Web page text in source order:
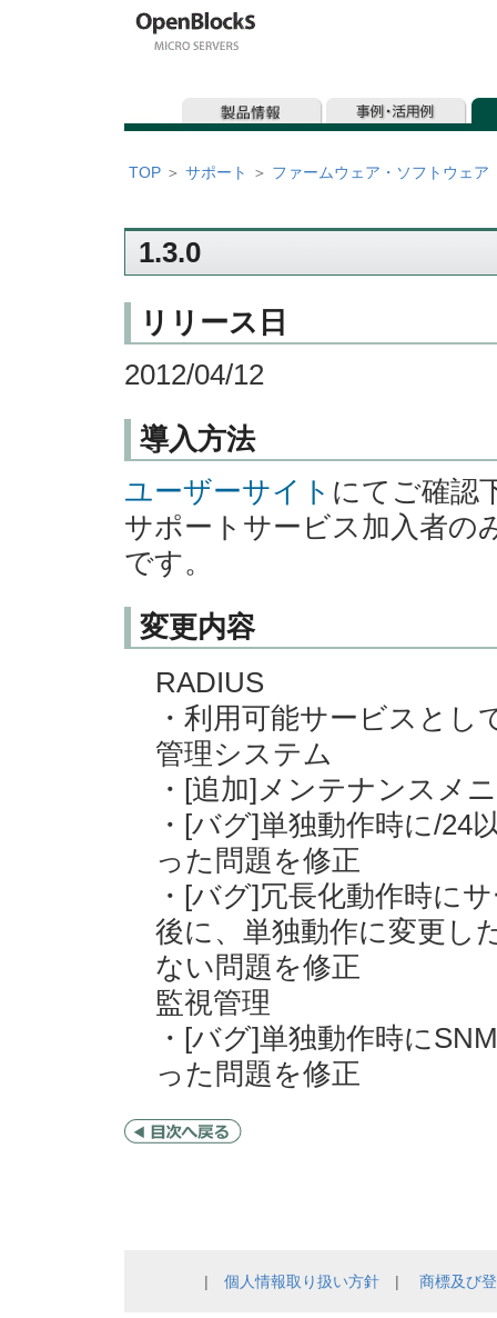
TOP ＞ サポート ＞ ファームウェア・ソフトウェア
1.3.0
リリース日
2012/04/12
導入方法
ユーザーサイト にてご確認
サポートサービス加入者の
です。
変更内容
RADIUS
・利用可能サービスとし
管理システム
・[追加]メンテナンスメ
・[バグ]単独動作時に/24
った問題を修正
・[バグ]冗長化動作時に
後に、単独動作に変更し
ない問題を修正
監視管理
・[バグ]単独動作時に
った問題を修正
| 個人情報取り扱い方針 | 商標及び